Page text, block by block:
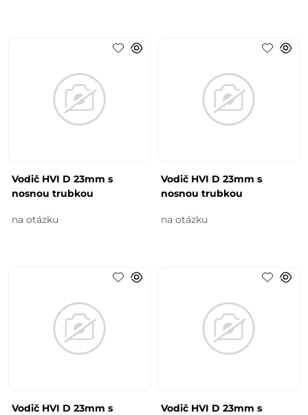
Vodič HVI D 23mm s
nosnou trubkou
na otázku
Vodič HVI D 23mm s
nosnou trubkou
na otázku
Vodič HVI D 23mm s
Vodič HVI D 23mm s